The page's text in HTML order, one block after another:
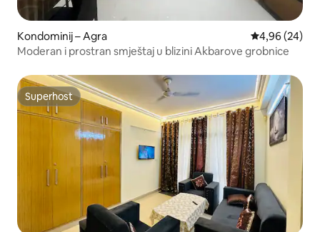
Kondominij – Agra Prosječna
4,96 (24)
Moderan i prostran smještaj u blizini Akbarove grobnice
Superhost
Superhost